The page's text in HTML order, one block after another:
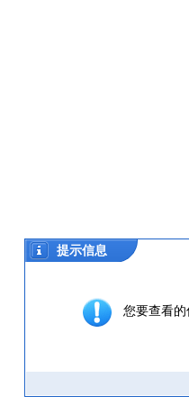
提示信息
您要查看